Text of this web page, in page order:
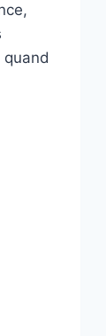
quand